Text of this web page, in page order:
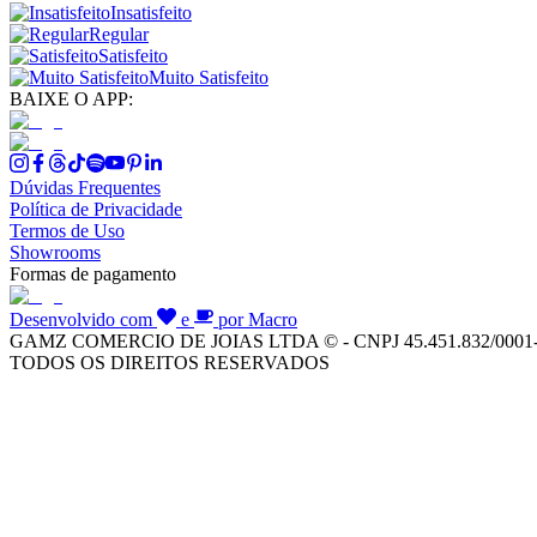
Insatisfeito
Regular
Satisfeito
Muito Satisfeito
BAIXE O APP:
Dúvidas Frequentes
Política de Privacidade
Termos de Uso
Showrooms
Formas de pagamento
Desenvolvido com e
por Macro
GAMZ COMERCIO DE JOIAS LTDA © - CNPJ 45.451.832/
TODOS OS DIREITOS RESERVADOS